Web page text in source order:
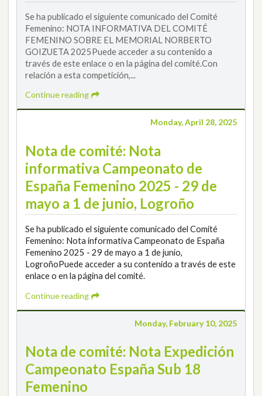
Se ha publicado el siguiente comunicado del Comité
Femenino: NOTA INFORMATIVA DEL COMITÉ
FEMENINO SOBRE EL MEMORIAL NORBERTO
GOIZUETA 2025Puede acceder a su contenido a
través de este enlace o en la página del comité.Con
relación a esta competición,...
Continue reading
Monday, April 28, 2025
Nota de comité: Nota
informativa Campeonato de
España Femenino 2025 - 29 de
mayo a 1 de junio, Logroño
Se ha publicado el siguiente comunicado del Comité
Femenino: Nota informativa Campeonato de España
Femenino 2025 - 29 de mayo a 1 de junio,
LogroñoPuede acceder a su contenido a través de este
enlace o en la página del comité.
Continue reading
Monday, February 10, 2025
Nota de comité: Nota Expedición
Campeonato España Sub 18
Femenino